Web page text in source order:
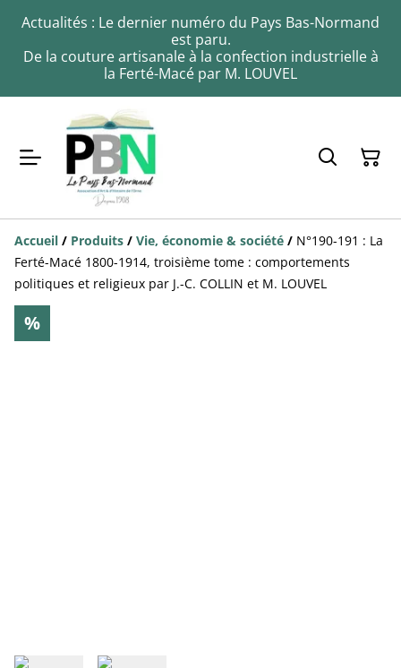
Actualités : Le dernier numéro du Pays Bas-Normand
est paru.
De la couture artisanale à la confection industrielle à
la Ferté-Macé par M. LOUVEL
Accueil / Produits / Vie, économie & société / N°190-191 : La
Ferté-Macé 1800-1914, troisième tome : comportements
politiques et religieux par J.-C. COLLIN et M. LOUVEL
%